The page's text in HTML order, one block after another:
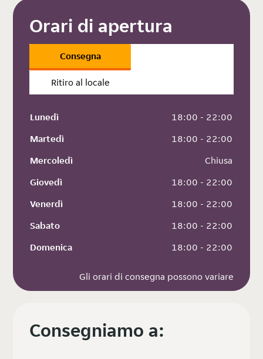
Orari di apertura
Consegna
Ritiro al locale
Lunedì
18:00 - 22:00
Martedì
18:00 - 22:00
Mercoledì
Chiusa
Giovedì
18:00 - 22:00
Venerdì
18:00 - 22:00
Sabato
18:00 - 22:00
Domenica
18:00 - 22:00
Gli orari di consegna possono variare
Consegniamo a: